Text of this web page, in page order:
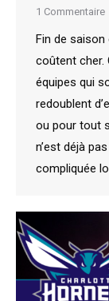
1 Commentaire
Fin de
coûtent cher.
équipes qui
redoublent
ou pour tout
n’est déjà
compliquée